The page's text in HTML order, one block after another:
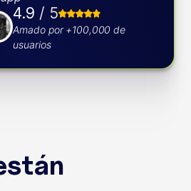
4.9 / 5
Amado por +100,000 de
usuarios